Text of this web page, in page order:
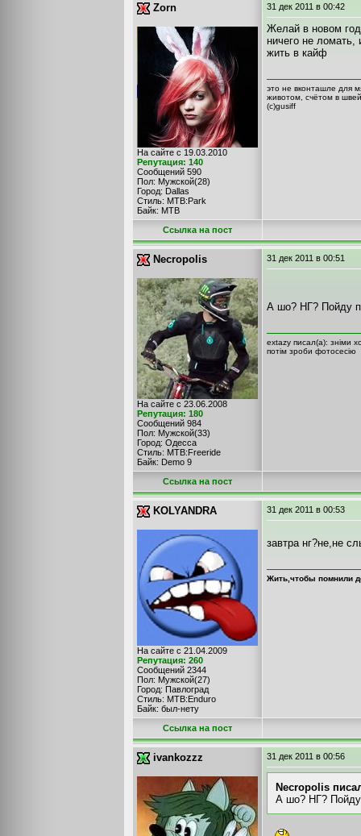
Zorn
На сайте с 19.03.2010
Репутация: 140
Сообщений 590
Пол: Мужской(28)
Город: Dallas
Стиль: MTB:Park
Байк: MTB
31 дек 2011 в 00:42
Желай в новом
ничего не ломать,
жить в кайф
это не вконташле для
животом, счётом в
(с)gusiff
Cсылка на пост
Necropolis
На сайте с 23.06.2008
Репутация: 180
Сообщений 984
Пол: Мужской(33)
Город: Одесса
Стиль: MTB:Freeride
Байк: Demo 9
31 дек 2011 в 00:51
А шо? НГ? Пойду
extazy писал(а): зніми
потім зроби фотосесію
Cсылка на пост
KOLYANDRA
На сайте с 21.04.2009
Репутация: 260
Сообщений 2344
Пол: Мужской(27)
Город: Павлоград
Стиль: MTB:Enduro
Байк: был-нету
31 дек 2011 в 00:53
завтра нг?не,не
Жить,чтобы помнили
Cсылка на пост
ivankozzz 31 дек 2011 в 00:56
Necropolis
А шо? НГ?